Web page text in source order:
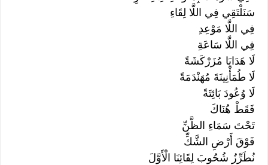
سَنَلْتَقِي فِي اللَّا لِقَاءِ
فِي اللَّا مَوْعِدِ
فِي اللَّا سَاعَةِ
لَا هَدَايَا مُزَرْكَشَةً
لَا طُمَأْنِينَةَ مُهَنْدَمَةً
لَا وُعُودَ بَائِتَةً
فَقَطْ هُنَاكَ
تَحْتَ سَمَاءِ الظَّنِّ
فَوْقَ أَرْضِ الشَّكِّ
نُطَرِّزُ شُحُوبَ لِقَائِنَا الْأَوَّلَ